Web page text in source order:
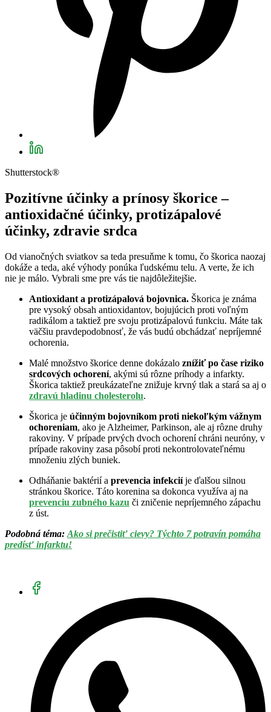
Shutterstock®
Pozitívne účinky a prínosy škorice –
antioxidačné účinky, protizápalové
účinky, zdravie srdca
Od vianočných sviatkov sa teda presuňme k tomu, čo škorica naozaj
dokáže a teda, aké výhody ponúka ľudskému telu. A verte, že ich
nie je málo. Vybrali sme pre vás tie najdôležitejšie.
Antioxidant a protizápalová bojovnica. Škorica je známa
pre vysoký obsah antioxidantov, bojujúcich proti voľným
radikálom a taktiež pre svoju protizápalovú funkciu. Máte tak
väčšiu pravdepodobnosť, že vás budú obchádzať nepríjemné
ochorenia.
Malé množstvo škorice denne dokázalo znížiť po čase riziko
srdcových ochorení, akými sú rôzne príhody a infarkty.
Škorica taktiež preukázateľne znižuje krvný tlak a stará sa aj o
zdravú hladinu cholesterolu.
Škorica je účinným bojovníkom proti niekoľkým vážnym
ochoreniam, ako je Alzheimer, Parkinson, ale aj rôzne druhy
rakoviny. V prípade prvých dvoch ochorení chráni neuróny, v
prípade rakoviny zasa pôsobí proti nekontrolovateľnému
množeniu zlých buniek.
Odháňanie baktérií a prevencia infekciíje ďalšou silnou
stránkou škorice. Táto korenina sa dokonca využíva aj na
prevenciu zubného kazu či zničenie nepríjemného zápachu
z úst.
Podobná téma: Ako si prečistiť cievy? Týchto 7 potravín pomáha
predísť infarktu!